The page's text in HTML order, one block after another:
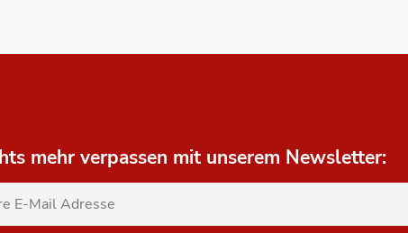
mehr verpassen mit unserem Newsletter: